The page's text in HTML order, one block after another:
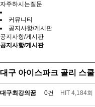
자주하시는질문
커뮤니티
공지사항/게시판
공지사항/게시판
공지사항/게시판
대구 아이스파크 골리 스쿨
대구최강의꿈 0건 HIT 4,184회